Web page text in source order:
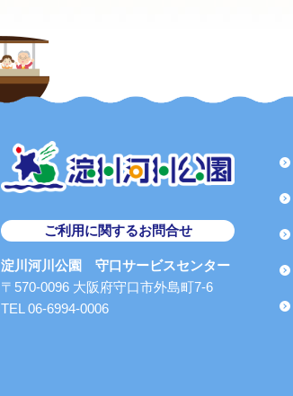
ご利用に関するお問合せ
淀川河川公園 守口サービスセンター
〒570-0096 大阪府守口市外島町7-6
TEL 06-6994-0006